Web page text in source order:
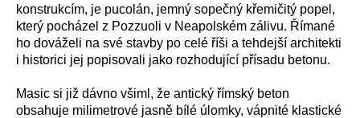
konstrukcím, je pucolán, jemný sopečný křemičitý popel,
který pocházel z Pozzuoli v Neapolském zálivu. Římané
ho dováželi na své stavby po celé říši a tehdejší architekti
i historici jej popisovali jako rozhodující přísadu betonu.
Masic si již dávno všiml, že antický římský beton
obsahuje milimetrové jasně bílé úlomky, vápnité klastické